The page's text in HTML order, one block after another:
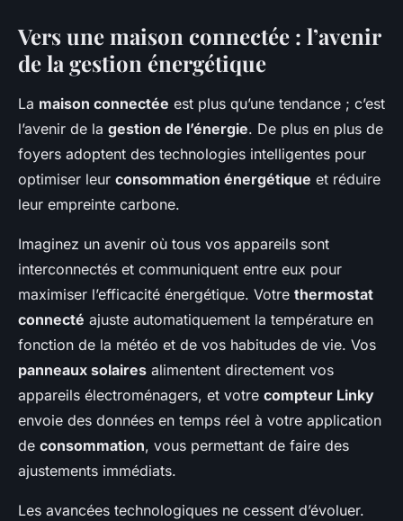
Vers une maison connectée : l’avenir
de la gestion énergétique
La maison connectée est plus qu’une tendance ; c’est
l’avenir de la gestion de l’énergie. De plus en plus de
foyers adoptent des technologies intelligentes pour
optimiser leur consommation énergétique et réduire
leur empreinte carbone.
Imaginez un avenir où tous vos appareils sont
interconnectés et communiquent entre eux pour
maximiser l’efficacité énergétique. Votre thermostat
connecté ajuste automatiquement la température en
fonction de la météo et de vos habitudes de vie. Vos
panneaux solaires alimentent directement vos
appareils électroménagers, et votre compteur Linky
envoie des données en temps réel à votre application
de consommation, vous permettant de faire des
ajustements immédiats.
Les avancées technologiques ne cessent d’évoluer.